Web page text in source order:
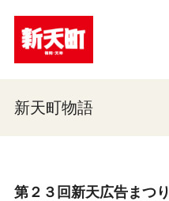
新天町物語
第２３回新天広告まつり